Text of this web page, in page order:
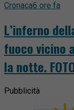
Cronaca6 ore fa
L’inferno
fuoco vicino
la notte.
Pubblicità